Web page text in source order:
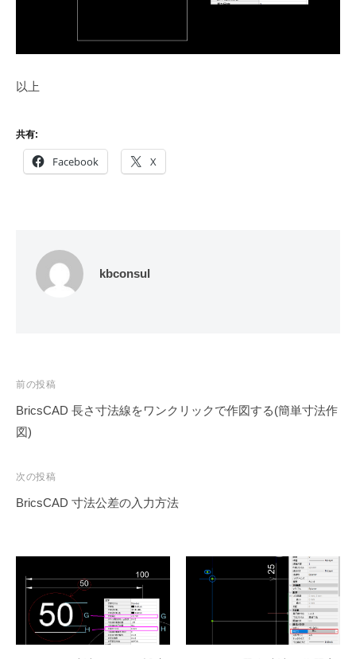
以上
共有:
Facebook X
kbconsul
投
稿
ナ
ゲ
ー
前の投稿
BricsCAD 長さ寸法線をワンクリックで作図する(簡単寸法作
図)
次の投稿
BricsCAD 寸法公差の入力方法